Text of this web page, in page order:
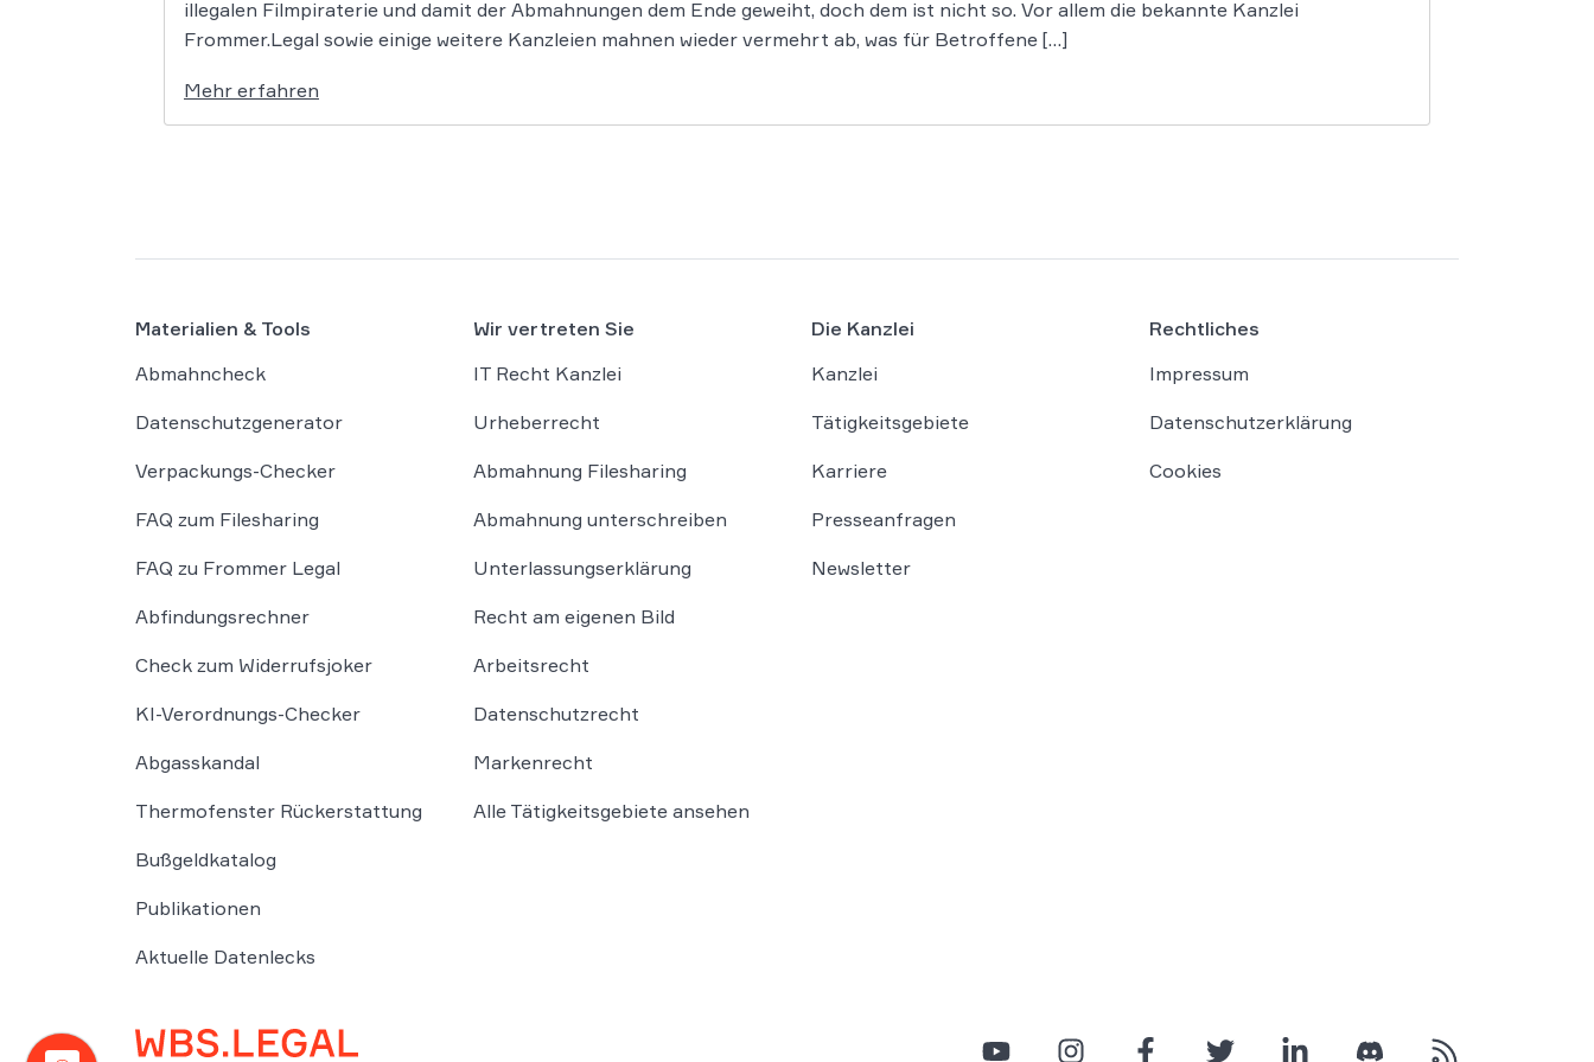
illegalen Filmpiraterie und damit der Abmahnungen dem Ende geweiht, doch dem ist nicht so. Vor allem die bekannte Kanzlei
Frommer.Legal sowie einige weitere Kanzleien mahnen wieder vermehrt ab, was für Betroffene […]
Mehr erfahren
Materialien & Tools
Abmahncheck
Datenschutzgenerator
Verpackungs-Checker
FAQ zum Filesharing
FAQ zu Frommer Legal
Abfindungsrechner
Check zum Widerrufsjoker
KI-Verordnungs-Checker
Abgasskandal
Thermofenster Rückerstattung
Bußgeldkatalog
Publikationen
Aktuelle Datenlecks
Wir vertreten Sie
IT Recht Kanzlei
Urheberrecht
Abmahnung Filesharing
Abmahnung unterschreiben
Unterlassungserklärung
Recht am eigenen Bild
Arbeitsrecht
Datenschutzrecht
Markenrecht
Alle Tätigkeitsgebiete ansehen
Die Kanzlei
Kanzlei
Tätigkeitsgebiete
Karriere
Presseanfragen
Newsletter
Rechtliches
Impressum
Datenschutzerklärung
Cookies